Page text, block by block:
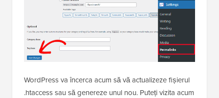
WordPress va încerca acum să vă actualizeze fișierul
.htaccess sau să genereze unul nou. Puteți vizita acum